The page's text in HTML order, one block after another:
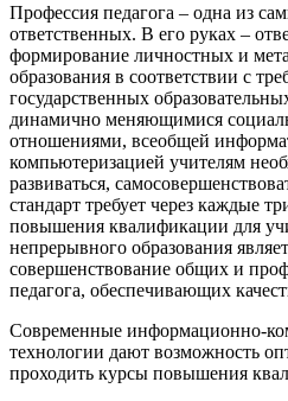
Профессия педагога – одна из
ответственных. В его руках –
формирование личностных и
образования в соответствии с
государственных
динамично меняющимися
отношениями, всеобщей
компьютеризацией учителям
развиваться,
стандарт требует через каждые
повышения квалификации для
непрерывного образования
совершенствование общих и
педагога, обеспечивающих
Современные информационно-
технологии дают возможность
проходить курсы повышения